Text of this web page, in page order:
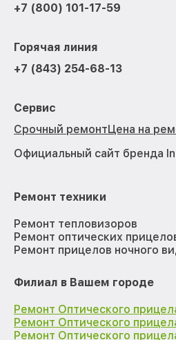
+7 (800) 101-17-59
Горячая линия
+7 (843) 254-68-13
Сервис
Срочный ремонтЦена на
Официальный сайт бренда
Ремонт техники
Ремонт тепловизоров
Ремонт оптических
Ремонт прицелов ночного
Филиал в Вашем городе
Ремонт Оптического
Ремонт Оптического
Ремонт Оптического